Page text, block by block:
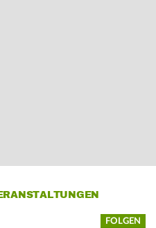
FOLGEN